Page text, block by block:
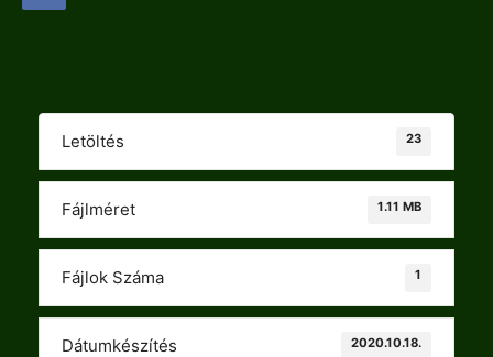
Letöltés 23
Fájlméret 1.11 MB
Fájlok Száma 1
Dátumkészítés 2020.10.18.